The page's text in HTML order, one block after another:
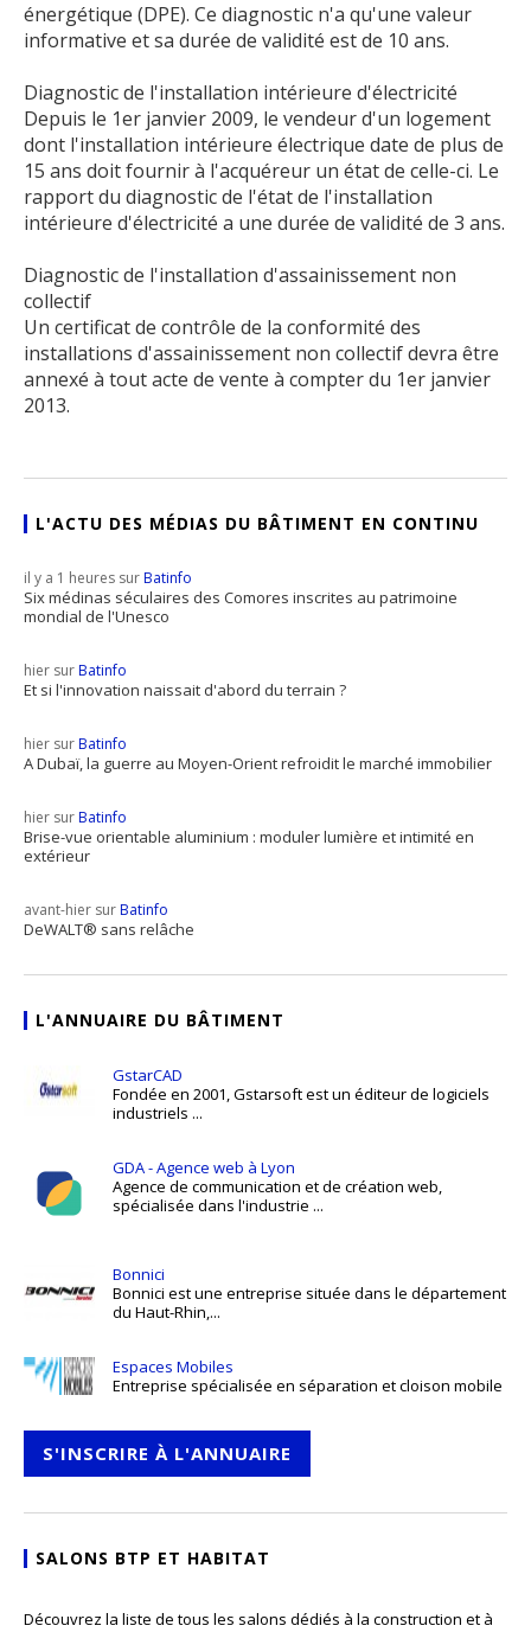
énergétique (DPE). Ce diagnostic n'a qu'une valeur
informative et sa durée de validité est de 10 ans.
Diagnostic de l'installation intérieure d'électricité
Depuis le 1er janvier 2009, le vendeur d'un logement
dont l'installation intérieure électrique date de plus de
15 ans doit fournir à l'acquéreur un état de celle-ci. Le
rapport du diagnostic de l'état de l'installation
intérieure d'électricité a une durée de validité de 3 ans.
Diagnostic de l'installation d'assainissement non
collectif
Un certificat de contrôle de la conformité des
installations d'assainissement non collectif devra être
annexé à tout acte de vente à compter du 1er janvier
2013.
L'ACTU DES MÉDIAS DU BÂTIMENT EN CONTINU
il y a 1 heures surBatinfo
Six médinas séculaires des Comores inscrites au patrimoine
mondial de l'Unesco
hier surBatinfo
Et si l'innovation naissait d'abord du terrain ?
hier surBatinfo
A Dubaï, la guerre au Moyen-Orient refroidit le marché immobilier
hier surBatinfo
Brise-vue orientable aluminium : moduler lumière et intimité en
extérieur
avant-hier surBatinfo
DeWALT® sans relâche
L'ANNUAIRE DU BÂTIMENT
GstarCAD
Fondée en 2001, Gstarsoft est un éditeur de logiciels
industriels ...
GDA - Agence web à Lyon
Agence de communication et de création web,
spécialisée dans l'industrie ...
Bonnici
Bonnici est une entreprise située dans le département
du Haut-Rhin,...
Espaces Mobiles
Entreprise spécialisée en séparation et cloison mobile
S'INSCRIRE À L'ANNUAIRE
SALONS BTP ET HABITAT
Découvrez la liste de tous les salons dédiés à la construction et à